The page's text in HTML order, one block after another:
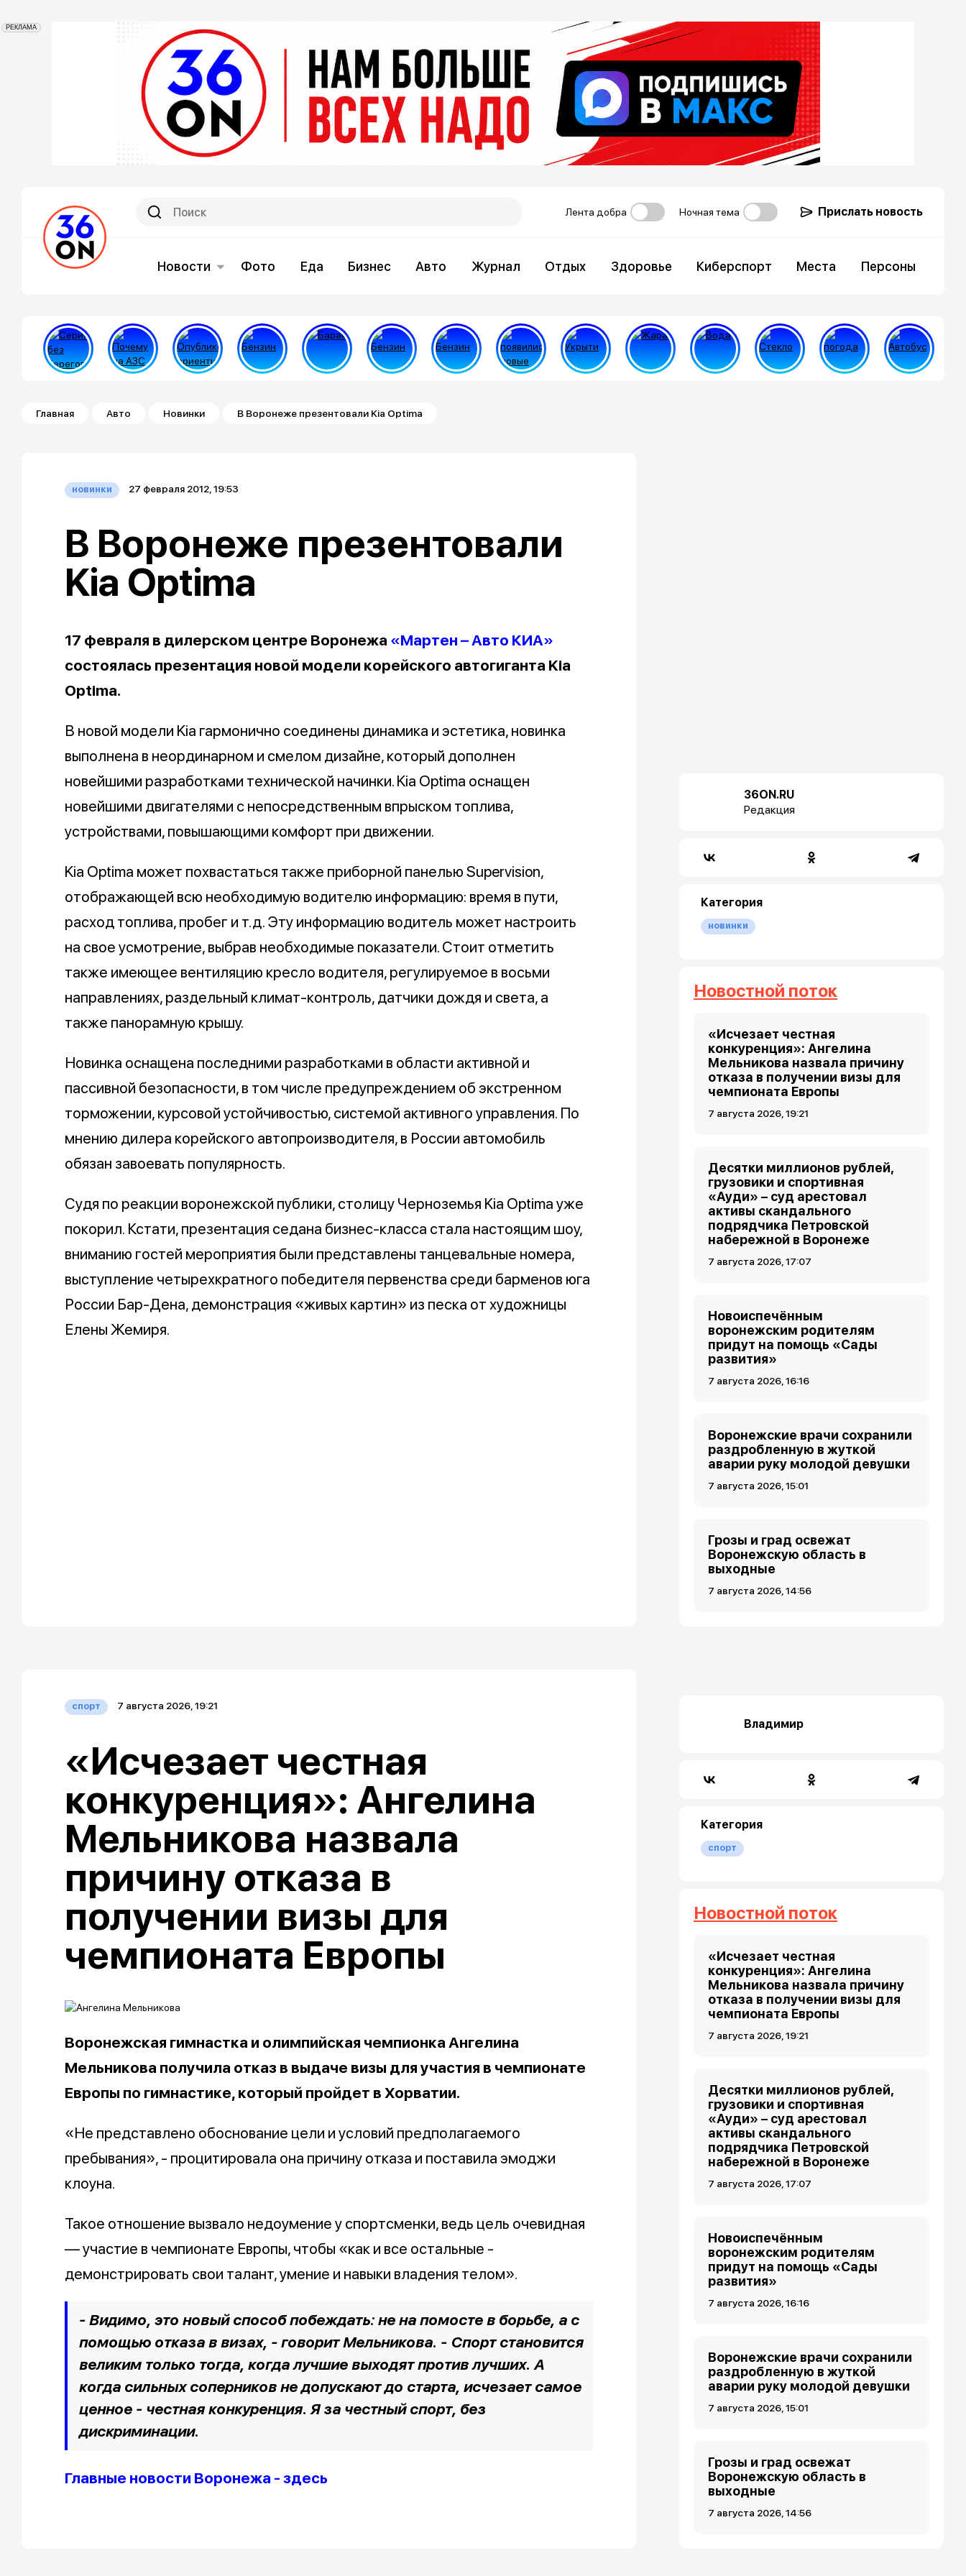
РЕКЛАМА
Лента добра Ночная тема Прислать новость
Новости Фото Еда Бизнес Авто Журнал Отдых Здоровье Киберспорт Места Персоны
Строка навигации
Главная Авто Новинки В Воронеже презентовали Kia Optima
новинки 27 февраля 2012, 19:53
В Воронеже презентовали
Kia Optima
17 февраля в дилерском центре Воронежа «Мартен – Авто КИА»
состоялась презентация новой модели корейского автогиганта Kia
Optima.
В новой модели Kia гармонично соединены динамика и эстетика, новинка
выполнена в неординарном и смелом дизайне, который дополнен
новейшими разработками технической начинки. Kia Optima оснащен
новейшими двигателями с непосредственным впрыском топлива,
устройствами, повышающими комфорт при движении.
Kia Optima может похвастаться также приборной панелью Supervision,
отображающей всю необходимую водителю информацию: время в пути,
расход топлива, пробег и т.д. Эту информацию водитель может настроить
на свое усмотрение, выбрав необходимые показатели. Стоит отметить
также имеющее вентиляцию кресло водителя, регулируемое в восьми
направлениях, раздельный климат-контроль, датчики дождя и света, а
также панорамную крышу.
Новинка оснащена последними разработками в области активной и
пассивной безопасности, в том числе предупреждением об экстренном
торможении, курсовой устойчивостью, системой активного управления. По
мнению дилера корейского автопроизводителя, в России автомобиль
обязан завоевать популярность.
Судя по реакции воронежской публики, столицу Черноземья Kia Optima уже
покорил. Кстати, презентация седана бизнес-класса стала настоящим шоу,
вниманию гостей мероприятия были представлены танцевальные номера,
выступление четырехкратного победителя первенства среди барменов юга
России Бар-Дена, демонстрация «живых картин» из песка от художницы
Елены Жемиря.
36ON.RU
Редакция
Категория
новинки
Новостной поток
«Исчезает честная
конкуренция»: Ангелина
Мельникова назвала причину
отказа в получении визы для
чемпионата Европы
7 августа 2026, 19:21
Десятки миллионов рублей,
грузовики и спортивная
«Ауди» – суд арестовал
активы скандального
подрядчика Петровской
набережной в Воронеже
7 августа 2026, 17:07
Новоиспечённым
воронежским родителям
придут на помощь «Сады
развития»
7 августа 2026, 16:16
Воронежские врачи сохранили
раздробленную в жуткой
аварии руку молодой девушки
7 августа 2026, 15:01
Грозы и град освежат
Воронежскую область в
выходные
7 августа 2026, 14:56
спорт 7 августа 2026, 19:21
«Исчезает честная
конкуренция»: Ангелина
Мельникова назвала
причину отказа в
получении визы для
чемпионата Европы
Воронежская гимнастка и олимпийская чемпионка Ангелина
Мельникова получила отказ в выдаче визы для участия в чемпионате
Европы по гимнастике, который пройдет в Хорватии.
«Не представлено обоснование цели и условий предполагаемого
пребывания», - процитировала она причину отказа и поставила эмоджи
клоуна.
Такое отношение вызвало недоумение у спортсменки, ведь цель очевидная
— участие в чемпионате Европы, чтобы «как и все остальные -
демонстрировать свои талант, умение и навыки владения телом».
- Видимо, это новый способ побеждать: не на помосте в борьбе, а с
помощью отказа в визах, - говорит Мельникова. - Спорт становится
великим только тогда, когда лучшие выходят против лучших. А
когда сильных соперников не допускают до старта, исчезает самое
ценное - честная конкуренция. Я за честный спорт, без
дискриминации.
Главные новости Воронежа - здесь
Владимир
Категория
спорт
Новостной поток
«Исчезает честная
конкуренция»: Ангелина
Мельникова назвала причину
отказа в получении визы для
чемпионата Европы
7 августа 2026, 19:21
Десятки миллионов рублей,
грузовики и спортивная
«Ауди» – суд арестовал
активы скандального
подрядчика Петровской
набережной в Воронеже
7 августа 2026, 17:07
Новоиспечённым
воронежским родителям
придут на помощь «Сады
развития»
7 августа 2026, 16:16
Воронежские врачи сохранили
раздробленную в жуткой
аварии руку молодой девушки
7 августа 2026, 15:01
Грозы и град освежат
Воронежскую область в
выходные
7 августа 2026, 14:56